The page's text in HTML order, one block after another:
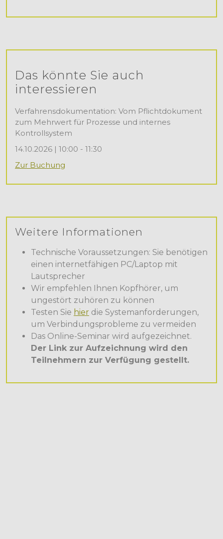
Das könnte Sie auch
interessieren
Verfahrensdokumentation: Vom Pflichtdokument
zum Mehrwert für Prozesse und internes
Kontrollsystem
14.10.2026 | 10:00 - 11:30
Zur Buchung
Weitere Informationen
Technische Voraussetzungen: Sie benötigen
einen internetfähigen PC/Laptop mit
Lautsprecher
Wir empfehlen Ihnen Kopfhörer, um
ungestört zuhören zu können
Testen Sie hier die Systemanforderungen,
um Verbindungsprobleme zu vermeiden
Das Online-Seminar wird aufgezeichnet.
Der Link zur Aufzeichnung wird den
Teilnehmern zur Verfügung gestellt.